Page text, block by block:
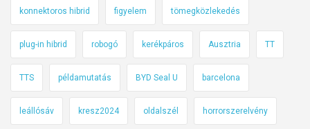
konnektoros hibrid figyelem tömegközlekedés
plug-in hibrid robogó kerékpáros Ausztria TT
TTS példamutatás BYD Seal U barcelona
leállósáv kresz2024 oldalszél horrorszerelvény